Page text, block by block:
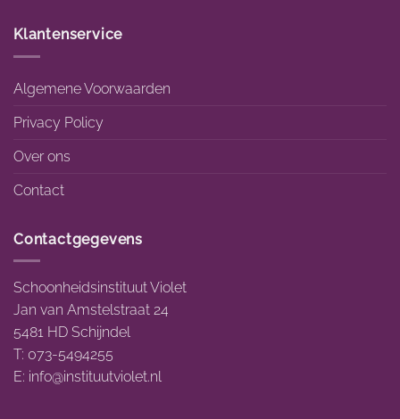
Klantenservice
Algemene Voorwaarden
Privacy Policy
Over ons
Contact
Contactgegevens
Schoonheidsinstituut Violet
Jan van Amstelstraat 24
5481 HD Schijndel
T: 073-5494255
E: info@instituutviolet.nl